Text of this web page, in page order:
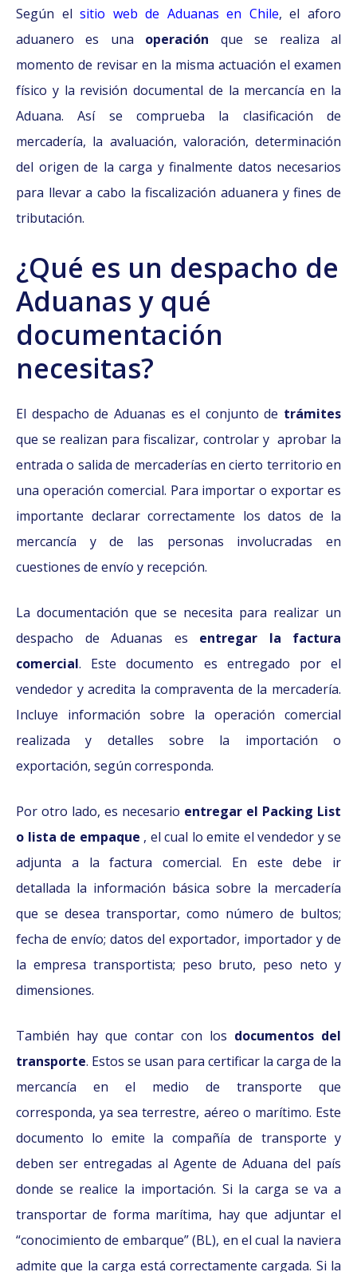
Según el sitio web de Aduanas en Chile, el aforo
aduanero es una operación que se realiza al
momento de revisar en la misma actuación el examen
físico y la revisión documental de la mercancía en la
Aduana. Así se comprueba la clasificación de
mercadería, la avaluación, valoración, determinación
del origen de la carga y finalmente datos necesarios
para llevar a cabo la fiscalización aduanera y fines de
tributación.
¿Qué es un despacho de
Aduanas y qué
documentación
necesitas?
El despacho de Aduanas es el conjunto de trámites
que se realizan para fiscalizar, controlar y aprobar la
entrada o salida de mercaderías en cierto territorio en
una operación comercial. Para importar o exportar es
importante declarar correctamente los datos de la
mercancía y de las personas involucradas en
cuestiones de envío y recepción.
La documentación que se necesita para realizar un
despacho de Aduanas es entregar la factura
comercial. Este documento es entregado por el
vendedor y acredita la compraventa de la mercadería.
Incluye información sobre la operación comercial
realizada y detalles sobre la importación o
exportación, según corresponda.
Por otro lado, es necesario entregar el Packing List
o lista de empaque , el cual lo emite el vendedor y se
adjunta a la factura comercial. En este debe ir
detallada la información básica sobre la mercadería
que se desea transportar, como número de bultos;
fecha de envío; datos del exportador, importador y de
la empresa transportista; peso bruto, peso neto y
dimensiones.
También hay que contar con los documentos del
transporte. Estos se usan para certificar la carga de la
mercancía en el medio de transporte que
corresponda, ya sea terrestre, aéreo o marítimo. Este
documento lo emite la compañía de transporte y
deben ser entregadas al Agente de Aduana del país
donde se realice la importación. Si la carga se va a
transportar de forma marítima, hay que adjuntar el
“conocimiento de embarque” (BL), en el cual la naviera
admite que la carga está correctamente cargada. Si la